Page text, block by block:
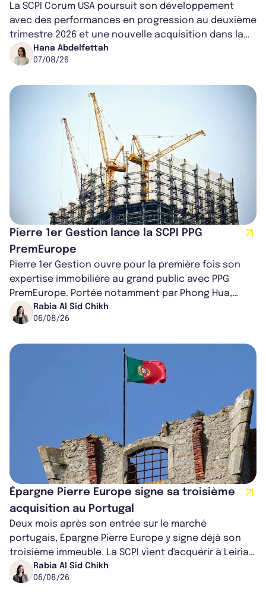
La SCPI Corum USA poursuit son développement
avec des performances en progression au deuxième
trimestre 2026 et une nouvelle acquisition dans la
région de Chicago. Entre hausse de...
Hana Abdelfettah
07/08/26
Pierre 1er Gestion lance la SCPI PPG
PremEurope
Pierre 1er Gestion ouvre pour la première fois son
expertise immobilière au grand public avec PPG
PremEurope. Portée notamment par Phong Hua,
ancien directeur des investissements d...
Rabia Al Sid Chikh
06/08/26
Épargne Pierre Europe signe sa troisième
acquisition au Portugal
Deux mois après son entrée sur le marché
portugais, Épargne Pierre Europe y signe déjà son
troisième immeuble. La SCPI vient d'acquérir à Leiria,
dans le centre du pays, un établis...
Rabia Al Sid Chikh
06/08/26